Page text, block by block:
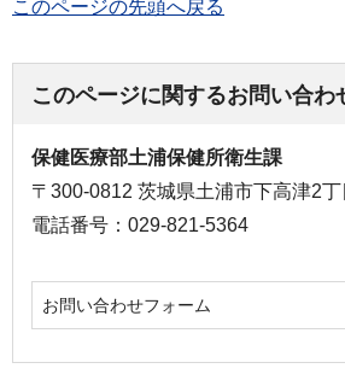
このページの先頭へ戻る
このページに関するお問い合わ
保健医療部土浦保健所衛生課
〒300-0812 茨城県土浦市下高津2
電話番号：029-821-5364
お問い合わせフォーム